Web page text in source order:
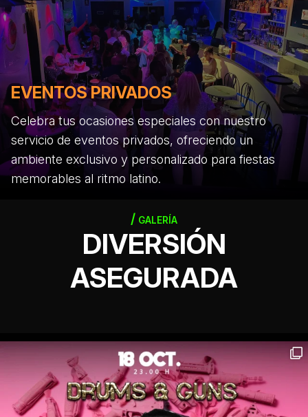
EVENTOS PRIVADOS
Celebra tus ocasiones especiales con nuestro
servicio de eventos privados, ofreciendo un
ambiente exclusivo y personalizado para fiestas
memorables al ritmo latino.
GALERÍA
DIVERSIÓN
ASEGURADA